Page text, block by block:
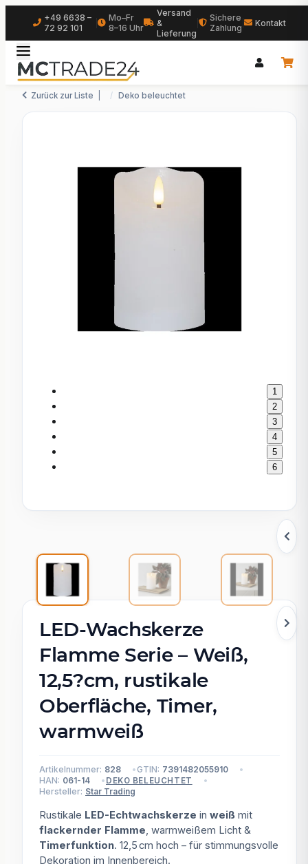
+49 6638 –
72 92 101
Mo–Fr
8–16 Uhr
Versand
&
Lieferung
Sichere
Zahlung
Kontakt
Zurück zur Liste Deko beleuchtet
1
2
3
4
5
6
LED-Wachskerze
Flamme Serie – Weiß,
12,5?cm, rustikale
Oberfläche, Timer,
warmweiß
Artikelnummer: 828 GTIN: 7391482055910
HAN: 061-14 DEKO BELEUCHTET
Hersteller: Star Trading
Rustikale LED-Echtwachskerze in weiß mit
flackernder Flamme, warmweißem Licht &
Timerfunktion. 12,5 cm hoch – für stimmungsvolle
Dekoration im Innenbereich.